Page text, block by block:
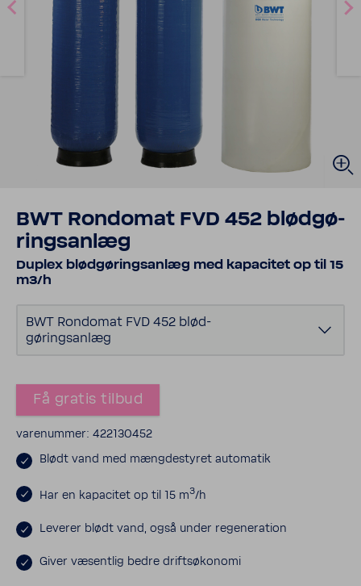
BWT Rondomat FVD 452 blød­gø­
rings­anlæg
Duplex blød­gø­rings­anlæg med kapa­citet op til 15
m3/h
BWT Rondomat FVD 452 blød­
gø­rings­anlæg
Få gratis tilbud
vare­nummer: 422130452
Blødt vand med mæng­destyret auto­matik
Har en kapa­citet op til 15 m3/h
Leverer blødt vand, også under rege­ne­ra­tion
Giver væsentlig bedre drifts­ø­ko­nomi